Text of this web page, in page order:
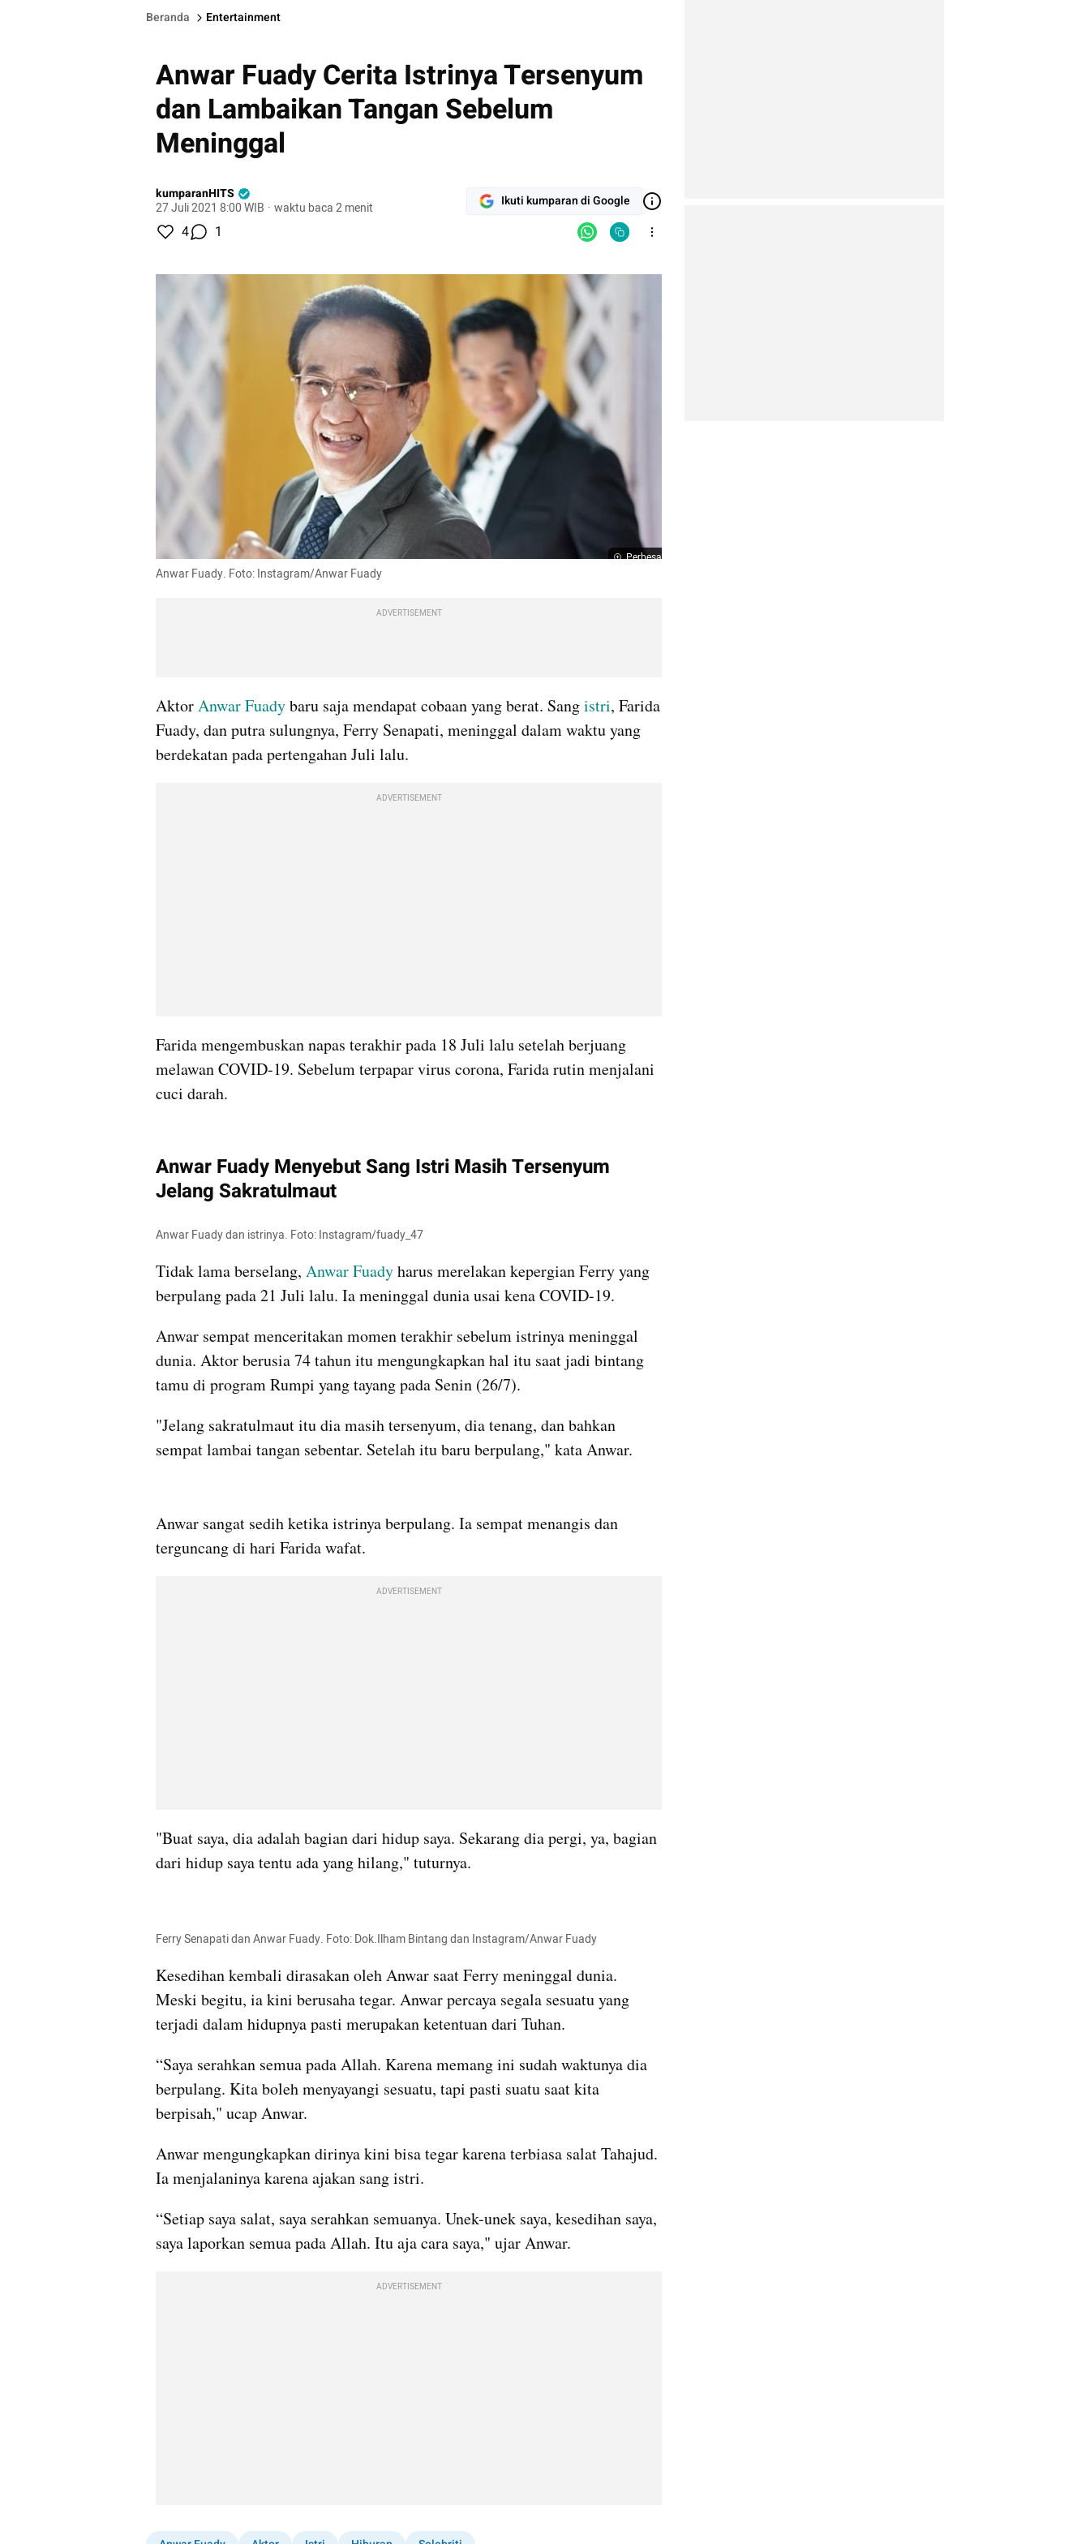
Beranda Entertainment
Anwar Fuady Cerita Istrinya Tersenyum
dan Lambaikan Tangan Sebelum
Meninggal
kumparanHITS
27 Juli 2021 8:00 WIB · waktu baca 2 menit Ikuti kumparan di Google
4 1
Perbesar
Anwar Fuady. Foto: Instagram/Anwar Fuady
ADVERTISEMENT
Aktor Anwar Fuady baru saja mendapat cobaan yang berat. Sang istri, Farida
Fuady, dan putra sulungnya, Ferry Senapati, meninggal dalam waktu yang
berdekatan pada pertengahan Juli lalu.
ADVERTISEMENT
Farida mengembuskan napas terakhir pada 18 Juli lalu setelah berjuang
melawan COVID-19. Sebelum terpapar virus corona, Farida rutin menjalani
cuci darah.
Anwar Fuady Menyebut Sang Istri Masih Tersenyum
Jelang Sakratulmaut
Anwar Fuady dan istrinya. Foto: Instagram/fuady_47
Tidak lama berselang, Anwar Fuady harus merelakan kepergian Ferry yang
berpulang pada 21 Juli lalu. Ia meninggal dunia usai kena COVID-19.
Anwar sempat menceritakan momen terakhir sebelum istrinya meninggal
dunia. Aktor berusia 74 tahun itu mengungkapkan hal itu saat jadi bintang
tamu di program Rumpi yang tayang pada Senin (26/7).
"Jelang sakratulmaut itu dia masih tersenyum, dia tenang, dan bahkan
sempat lambai tangan sebentar. Setelah itu baru berpulang," kata Anwar.
Anwar sangat sedih ketika istrinya berpulang. Ia sempat menangis dan
terguncang di hari Farida wafat.
ADVERTISEMENT
"Buat saya, dia adalah bagian dari hidup saya. Sekarang dia pergi, ya, bagian
dari hidup saya tentu ada yang hilang," tuturnya.
Ferry Senapati dan Anwar Fuady. Foto: Dok.Ilham Bintang dan Instagram/Anwar Fuady
Kesedihan kembali dirasakan oleh Anwar saat Ferry meninggal dunia.
Meski begitu, ia kini berusaha tegar. Anwar percaya segala sesuatu yang
terjadi dalam hidupnya pasti merupakan ketentuan dari Tuhan.
“Saya serahkan semua pada Allah. Karena memang ini sudah waktunya dia
berpulang. Kita boleh menyayangi sesuatu, tapi pasti suatu saat kita
berpisah," ucap Anwar.
Anwar mengungkapkan dirinya kini bisa tegar karena terbiasa salat Tahajud.
Ia menjalaninya karena ajakan sang istri.
“Setiap saya salat, saya serahkan semuanya. Unek-unek saya, kesedihan saya,
saya laporkan semua pada Allah. Itu aja cara saya," ujar Anwar.
ADVERTISEMENT